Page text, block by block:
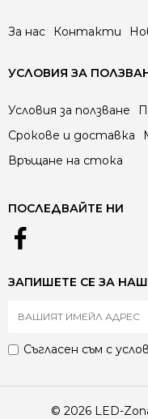
За нас Контакти
УСЛОВИЯ ЗА
Условия за ползване
Срокове и доставка
Връщане на стока
ПОСЛЕДВАЙТЕ НИ
ЗАПИШЕТЕ СЕ ЗА
Съгласен съм с
© 2026 LED-